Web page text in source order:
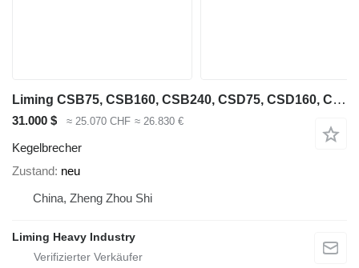
Liming CSB75, CSB160, CSB240, CSD75, CSD160, CSD240
31.000 $ ≈ 25.070 CHF ≈ 26.830 €
Kegelbrecher
Zustand neu
China, Zheng Zhou Shi
Liming Heavy Industry